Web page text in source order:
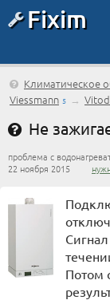
Fixim
Климатическое
Viessmann 5 →
Не
проблема с
22 ноября 2015
Потом